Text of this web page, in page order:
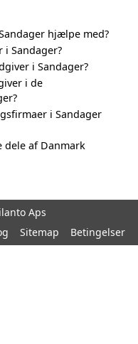
hjælpe med?
i Sandager?
i Sandager?
i de
i Sandager
dele af Danmark
Aps
Sitemap Betingelser